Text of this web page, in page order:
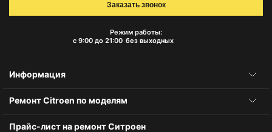
Режим работы:
с 9:00 до 21:00 без выходных
Заказать звонок
Информация
Ремонт Citroen по моделям
Прайс-лист на ремонт Ситроен